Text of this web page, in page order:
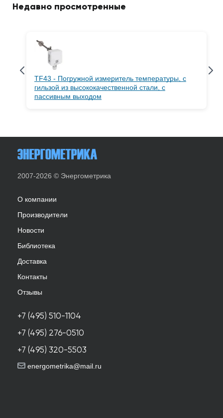
Недавно просмотренные
TF43 - Погружной измеритель температуры, с
гильзой из высококачественной стали, с
пассивным выходом
2007-2026 © Энергометрика
О компании
Производители
Новости
Библиотека
Доставка
Контакты
Отзывы
+7 (495) 510-1104
+7 (495) 276-0510
+7 (495) 320-5503
energometrika@mail.ru